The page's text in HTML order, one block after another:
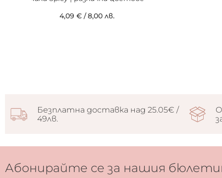
4,09 € /8,00 лв.
Безплатна доставка над 25.05€ /
49лв.
Абонирайте се за нашия